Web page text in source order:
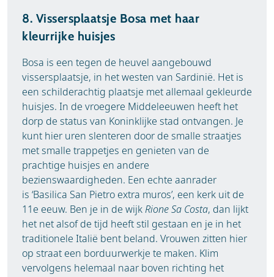
8. Vissersplaatsje Bosa met haar
kleurrijke huisjes
Bosa is een tegen de heuvel aangebouwd
vissersplaatsje, in het westen van Sardinië. Het is
een schilderachtig plaatsje met allemaal gekleurde
huisjes. In de vroegere Middeleeuwen heeft het
dorp de status van Koninklijke stad ontvangen. Je
kunt hier uren slenteren door de smalle straatjes
met smalle trappetjes en genieten van de
prachtige huisjes en andere
bezienswaardigheden. Een echte aanrader
is ‘Basilica San Pietro extra muros’, een kerk uit de
11e eeuw. Ben je in de wijkRione Sa Costa, dan lijkt
het net alsof de tijd heeft stil gestaan en je in het
traditionele Italië bent beland. Vrouwen zitten hier
op straat een borduurwerkje te maken. Klim
vervolgens helemaal naar boven richting het